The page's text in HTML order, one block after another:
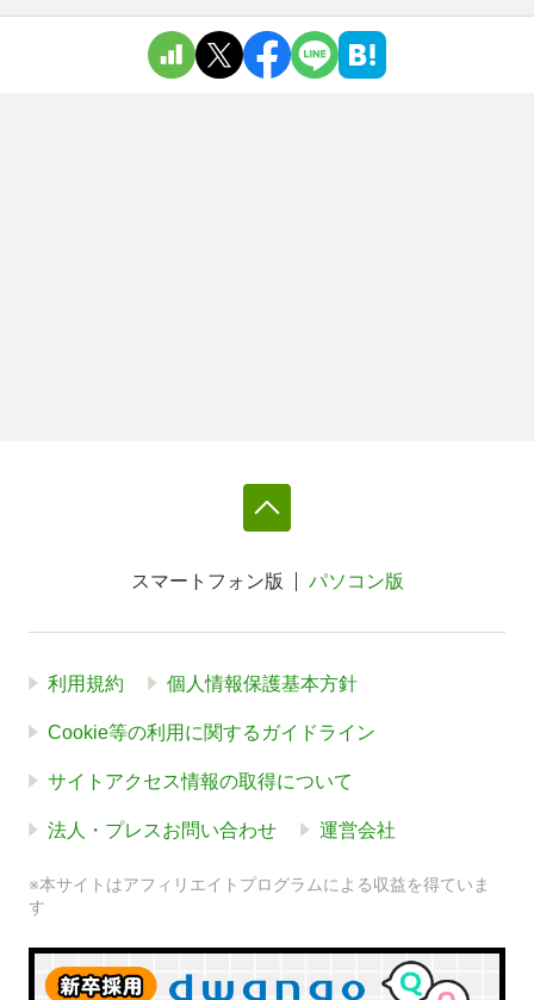
スマートフォン版 パソコン版
利用規約 個人情報保護基本方針
Cookie等の利用に関するガイドライン
サイトアクセス情報の取得について
法人・プレスお問い合わせ 運営会社
※本サイトはアフィリエイトプログラムによる収益を得ていま
す